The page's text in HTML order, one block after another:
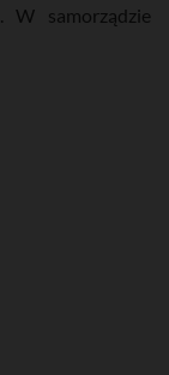
. W samorządzie